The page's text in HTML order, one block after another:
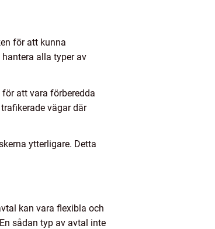
för att kunna
alla typer av
att vara förberedda
vägar där
ytterligare. Detta
kan vara flexibla och
sådan typ av avtal inte